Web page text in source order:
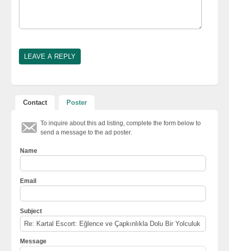
Contact Poster
To inquire about this ad listing, complete the form below to
send a message to the ad poster.
Name
Email
Subject
Message